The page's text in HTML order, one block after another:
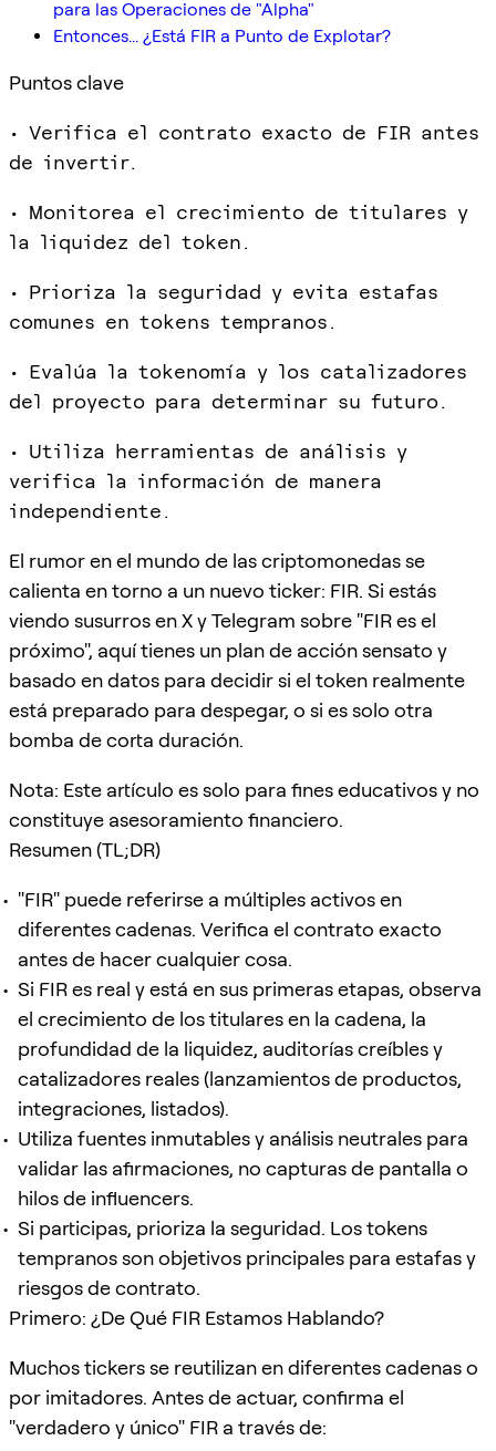
para las Operaciones de "Alpha"
Entonces... ¿Está FIR a Punto de Explotar?
Puntos clave
• Verifica el contrato exacto de FIR antes
de invertir.
• Monitorea el crecimiento de titulares y
la liquidez del token.
• Prioriza la seguridad y evita estafas
comunes en tokens tempranos.
• Evalúa la tokenomía y los catalizadores
del proyecto para determinar su futuro.
• Utiliza herramientas de análisis y
verifica la información de manera
independiente.
El rumor en el mundo de las criptomonedas se
calienta en torno a un nuevo ticker: FIR. Si estás
viendo susurros en X y Telegram sobre "FIR es el
próximo", aquí tienes un plan de acción sensato y
basado en datos para decidir si el token realmente
está preparado para despegar, o si es solo otra
bomba de corta duración.
Nota: Este artículo es solo para fines educativos y no
constituye asesoramiento financiero.
Resumen (TL;DR)
"FIR" puede referirse a múltiples activos en
diferentes cadenas. Verifica el contrato exacto
antes de hacer cualquier cosa.
Si FIR es real y está en sus primeras etapas, observa
el crecimiento de los titulares en la cadena, la
profundidad de la liquidez, auditorías creíbles y
catalizadores reales (lanzamientos de productos,
integraciones, listados).
Utiliza fuentes inmutables y análisis neutrales para
validar las afirmaciones, no capturas de pantalla o
hilos de influencers.
Si participas, prioriza la seguridad. Los tokens
tempranos son objetivos principales para estafas y
riesgos de contrato.
Primero: ¿De Qué FIR Estamos Hablando?
Muchos tickers se reutilizan en diferentes cadenas o
por imitadores. Antes de actuar, confirma el
"verdadero y único" FIR a través de: